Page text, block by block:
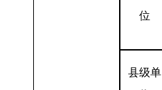
位
县级单